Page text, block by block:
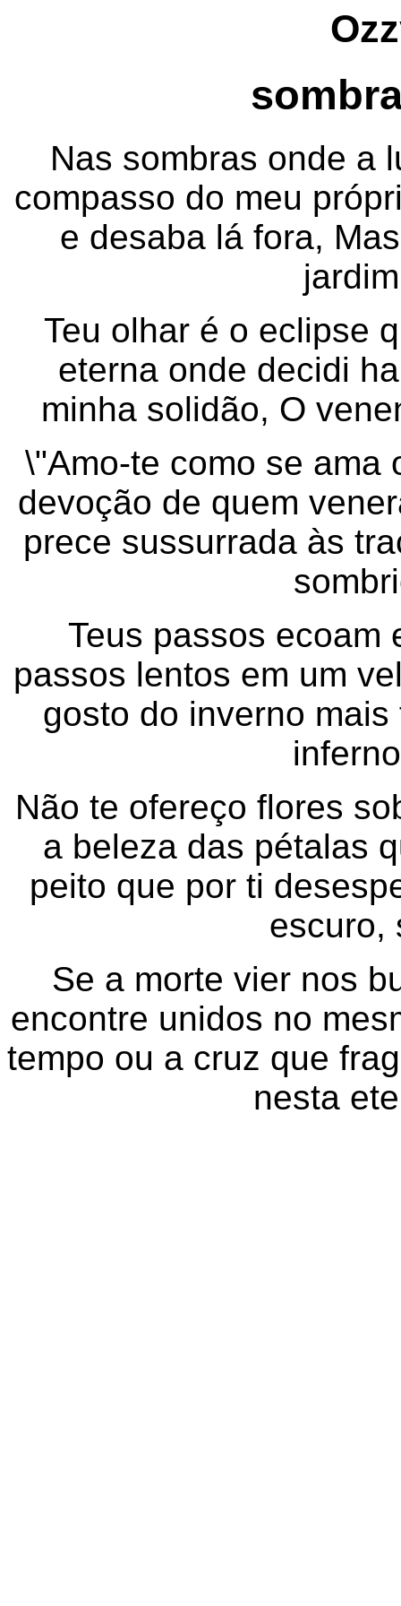
Nas sombras onde a
compasso do meu
e desaba lá fora,
Teu olhar é o eclipse
eterna onde decidi
minha solidão, O
\"Amo-te como se ama
devoção de quem
prece sussurrada às
Teus passos ecoam
passos lentos em um
gosto do inverno
Não te ofereço flores
a beleza das pétalas
peito que por ti
escuro,
Se a morte vier nos
encontre unidos no
tempo ou a cruz que
nesta